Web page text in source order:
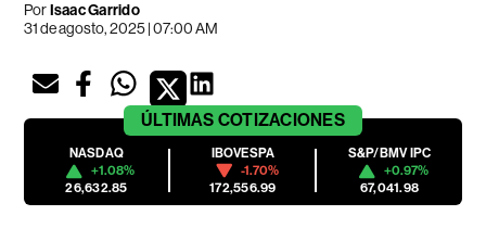
PorIsaac Garrido
31 de agosto, 2025 | 07:00 AM
ÚLTIMAS COTIZACIONES
NASDAQ
+1.08%
26,632.85
IBOVESPA
-1.70%
172,556.99
S&P/BMV IPC
+0.97%
67,041.98